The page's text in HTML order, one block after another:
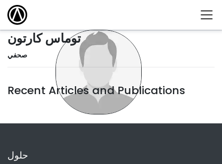
توماس كارتون
صحفي
Recent Articles and Publications
حلول